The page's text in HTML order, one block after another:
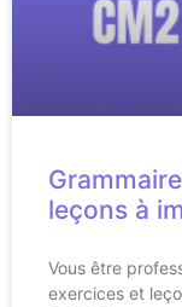
leçons à
Vous être
exercices et